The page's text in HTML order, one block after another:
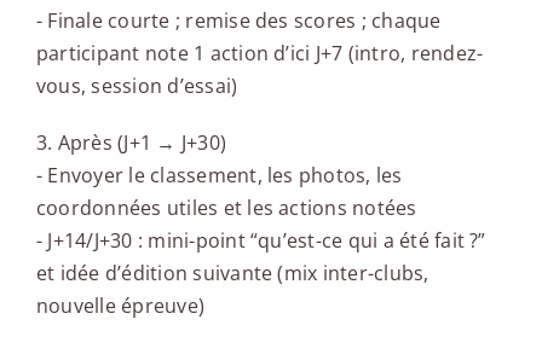
- Finale courte ; remise des scores ; chaque
participant note 1 action d’ici J+7 (intro, rendez-
vous, session d’essai)
3. Après (J+1 → J+30)
- Envoyer le classement, les photos, les
coordonnées utiles et les actions notées
- J+14/J+30 : mini-point “qu’est-ce qui a été fait ?”
et idée d’édition suivante (mix inter-clubs,
nouvelle épreuve)